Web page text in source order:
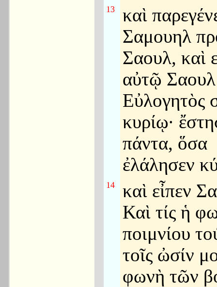
13
καὶ
Σαμουηλ
Σαουλ, καὶ
αὐτῷ Σαουλ
Εὐλογητὸς
κυρίῳ·
πάντα, ὅσα
ἐλάλησεν
14
καὶ εἶπεν
Καὶ τίς ἡ
ποιμνίου
τοῖς ὠσίν
φωνὴ τῶν